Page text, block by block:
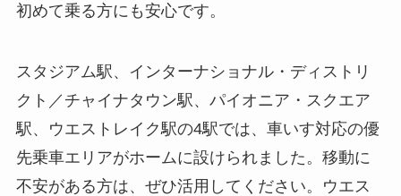
初めて乗る方にも安心です。
スタジアム駅、インターナショナル・ディストリ
クト／チャイナタウン駅、パイオニア・スクエア
駅、ウエストレイク駅の4駅では、車いす対応の優
先乗車エリアがホームに設けられました。移動に
不安がある方は、ぜひ活用してください。ウエス